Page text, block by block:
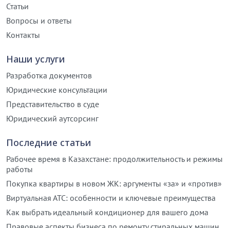
Статьи
Вопросы и ответы
Контакты
Наши услуги
Разработка документов
Юридические консультации
Представительство в суде
Юридический аутсорсинг
Последние статьи
Рабочее время в Казахстане: продолжительность и режимы
работы
Покупка квартиры в новом ЖК: аргументы «за» и «против»
Виртуальная АТС: особенности и ключевые преимущества
Как выбрать идеальный кондиционер для вашего дома